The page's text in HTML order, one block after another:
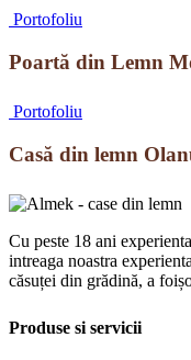
Portofoliu
Lemn
Poartă din Lemn
Portofoliu
lemn
Casă din lemn
Cu peste 18 ani
intreaga noastra
căsuței din grădină, a
Produse si servicii